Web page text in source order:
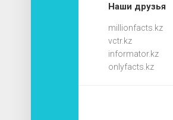
Наши друзья
millionfacts.kz
vctr.kz
informator.kz
onlyfacts.kz